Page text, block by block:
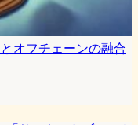
オフチェーンの融合